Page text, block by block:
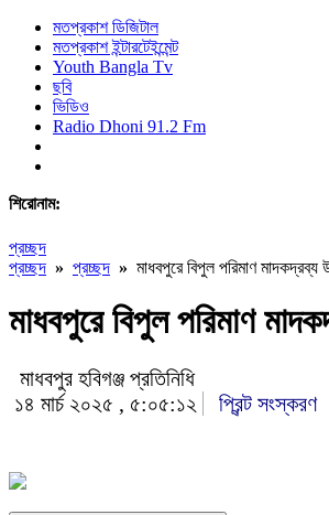
মতপ্রকাশ ডিজিটাল
মতপ্রকাশ ইন্টারটেইন্মেন্ট
Youth Bangla Tv
ছবি
ভিডিও
Radio Dhoni 91.2 Fm
শিরোনাম:
প্রচ্ছদ
প্রচ্ছদ » প্রচ্ছদ » মাধবপুরে বিপুল পরিমাণ মাদকদ্রব্য
মাধবপুরে বিপুল পরিমাণ
মাধবপুর হবিগঞ্জ প্রতিনিধি
১৪ মার্চ ২০২৫ , ৫:০৫:১২
প্রিন্ট সংস্করণ